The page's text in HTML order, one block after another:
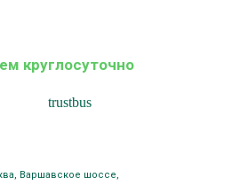
круглосуточно
Варшавское шоссе,